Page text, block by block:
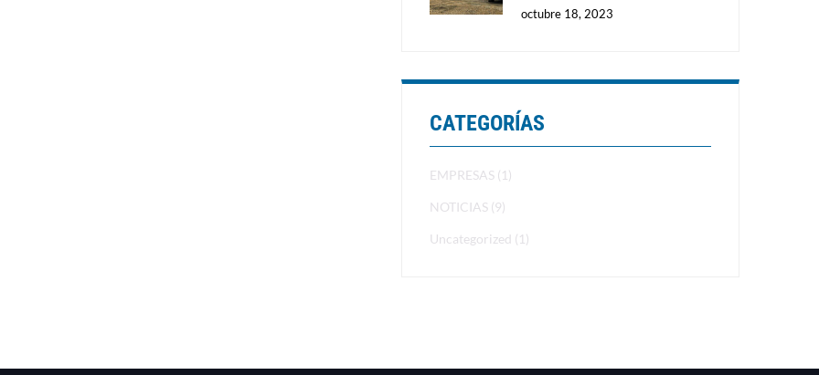
octubre 18, 2023
CATEGORÍAS
EMPRESAS (1)
NOTICIAS (9)
Uncategorized (1)